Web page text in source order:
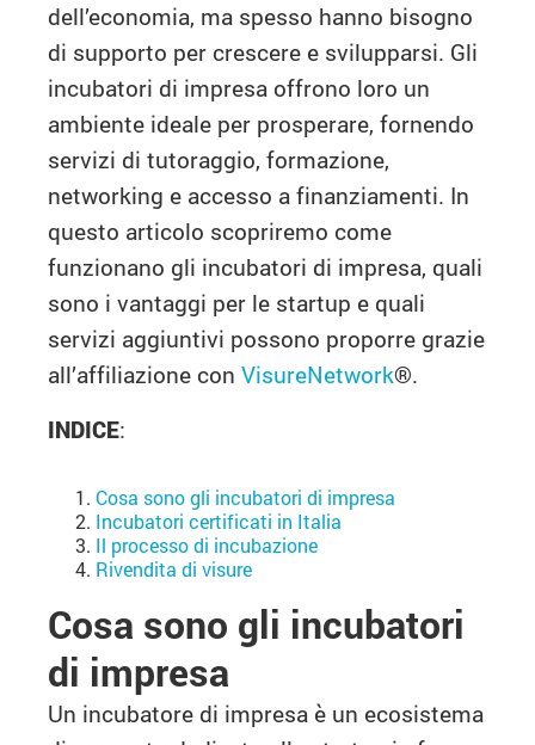
dell’economia, ma spesso hanno bisogno
di supporto per crescere e svilupparsi. Gli
incubatori di impresa offrono loro un
ambiente ideale per prosperare, fornendo
servizi di tutoraggio, formazione,
networking e accesso a finanziamenti. In
questo articolo scopriremo come
funzionano gli incubatori di impresa, quali
sono i vantaggi per le startup e quali
servizi aggiuntivi possono proporre grazie
all’affiliazione con VisureNetwork®.
INDICE:
Cosa sono gli incubatori di impresa
Incubatori certificati in Italia
Il processo di incubazione
Rivendita di visure
Cosa sono gli incubatori
di impresa
Un incubatore di impresa è un ecosistema